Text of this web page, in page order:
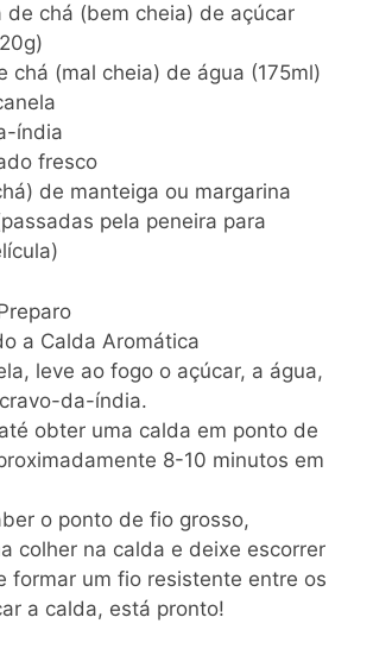
de chá (bem cheia) de açúcar
chá (mal cheia) de água (175ml)
índia
fresco
de manteiga ou margarina
pela peneira para
a Calda Aromática
leve ao fogo o açúcar, a água,
da-índia.
obter uma calda em ponto de
8-10 minutos em
o ponto de fio grosso,
colher na calda e deixe escorrer
formar um fio resistente entre os
a calda, está pronto!